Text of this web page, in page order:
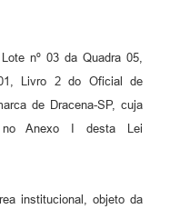
nº 03 da Quadra 05,
Livro 2 do Oficial de
de Dracena-SP, cuja
no Anexo I desta Lei
institucional, objeto da